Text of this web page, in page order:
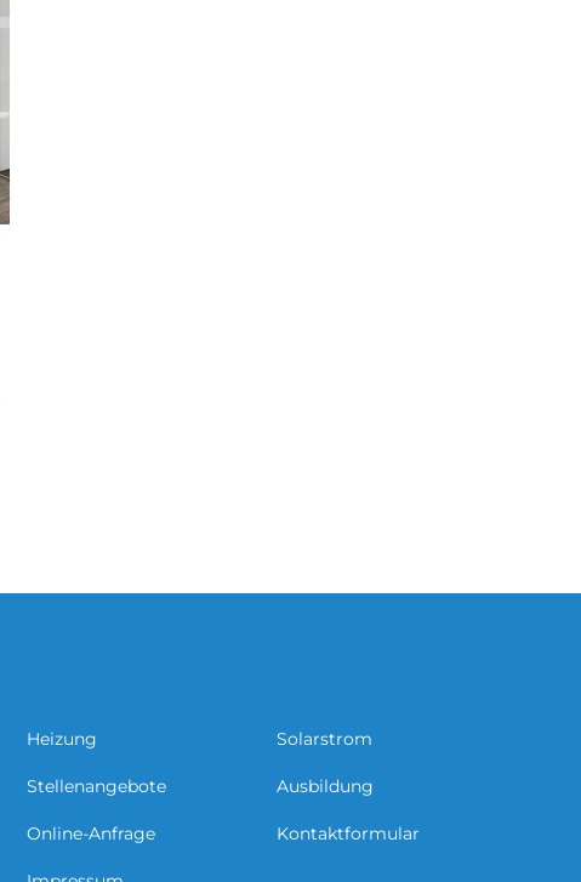
Heizung Solarstrom
Stellenangebote Ausbildung
Online-Anfrage Kontaktformular